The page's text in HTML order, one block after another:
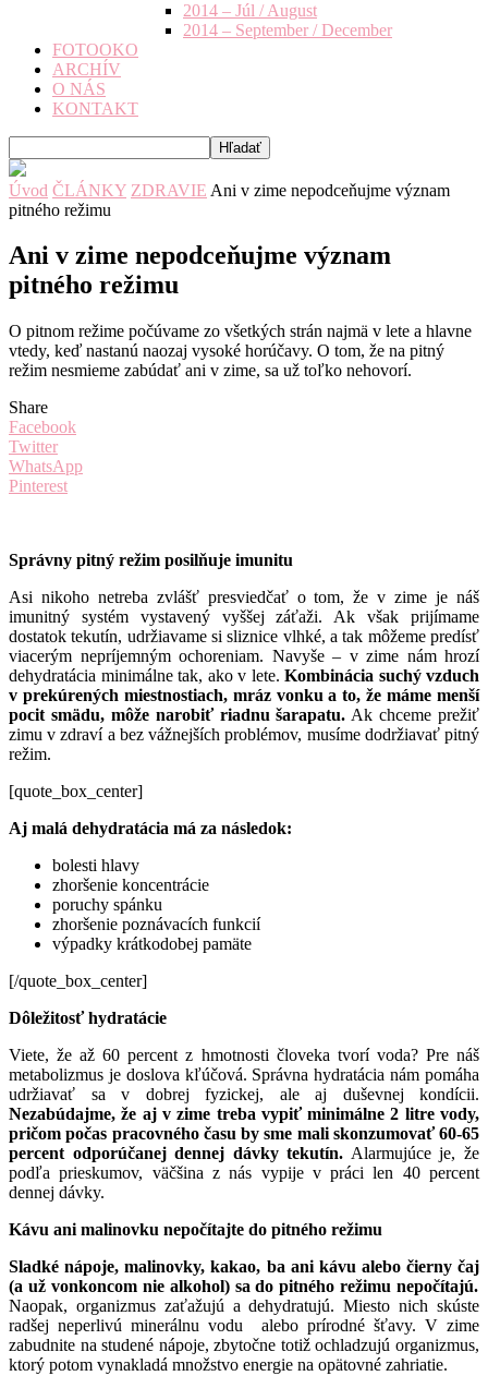
2014 – Júl / August
2014 – September / December
FOTOOKO
ARCHÍV
O NÁS
KONTAKT
Úvod ČLÁNKY ZDRAVIE Ani v zime nepodceňujme význam
pitného režimu
Ani v zime nepodceňujme význam
pitného režimu
O pitnom režime počúvame zo všetkých strán najmä v lete a hlavne
vtedy, keď nastanú naozaj vysoké horúčavy. O tom, že na pitný
režim nesmieme zabúdať ani v zime, sa už toľko nehovorí.
Share
Facebook
Twitter
WhatsApp
Pinterest
Správny pitný režim posilňuje imunitu
Asi nikoho netreba zvlášť presviedčať o tom, že v zime je náš
imunitný systém vystavený vyššej záťaži. Ak však prijímame
dostatok tekutín, udržiavame si sliznice vlhké, a tak môžeme predísť
viacerým nepríjemným ochoreniam. Navyše – v zime nám hrozí
dehydratácia minimálne tak, ako v lete. Kombinácia suchý vzduch
v prekúrených miestnostiach, mráz vonku a to, že máme menší
pocit smädu, môže narobiť riadnu šarapatu. Ak chceme prežiť
zimu v zdraví a bez vážnejších problémov, musíme dodržiavať pitný
režim.
[quote_box_center]
Aj malá dehydratácia má za následok:
bolesti hlavy
zhoršenie koncentrácie
poruchy spánku
zhoršenie poznávacích funkcií
výpadky krátkodobej pamäte
[/quote_box_center]
Dôležitosť hydratácie
Viete, že až 60 percent z hmotnosti človeka tvorí voda? Pre náš
metabolizmus je doslova kľúčová. Správna hydratácia nám pomáha
udržiavať sa v dobrej fyzickej, ale aj duševnej kondícii.
Nezabúdajme, že aj v zime treba vypiť minimálne 2 litre vody,
pričom počas pracovného času by sme mali skonzumovať 60-65
percent odporúčanej dennej dávky tekutín. Alarmujúce je, že
podľa prieskumov, väčšina z nás vypije v práci len 40 percent
dennej dávky.
Kávu ani malinovku nepočítajte do pitného režimu
Sladké nápoje, malinovky, kakao, ba ani kávu alebo čierny čaj
(a už vonkoncom nie alkohol) sa do pitného režimu nepočítajú.
Naopak, organizmus zaťažujú a dehydratujú. Miesto nich skúste
radšej neperlivú minerálnu vodu alebo prírodné šťavy. V zime
zabudnite na studené nápoje, zbytočne totiž ochladzujú organizmus,
ktorý potom vynakladá množstvo energie na opätovné zahriatie.